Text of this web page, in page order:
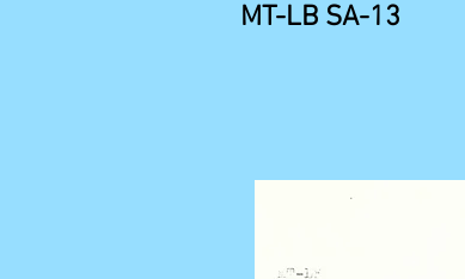
MT-LB SA-13